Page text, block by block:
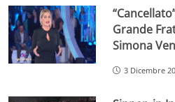
Grande
Simona
3 Dicembre